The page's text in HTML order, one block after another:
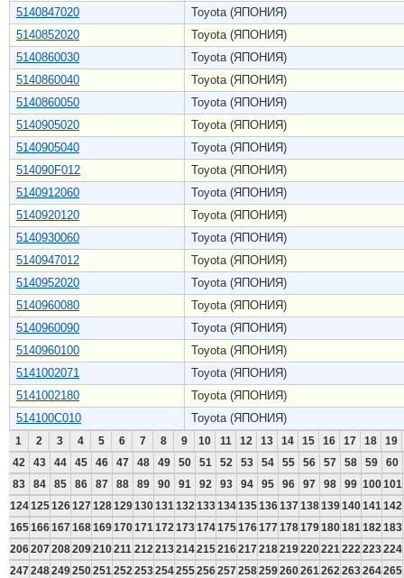
5140847020
Toyota (ЯПОНИЯ)
5140852020
Toyota (ЯПОНИЯ)
5140860030
Toyota (ЯПОНИЯ)
5140860040
Toyota (ЯПОНИЯ)
5140860050
Toyota (ЯПОНИЯ)
5140905020
Toyota (ЯПОНИЯ)
5140905040
Toyota (ЯПОНИЯ)
514090F012
Toyota (ЯПОНИЯ)
5140912060
Toyota (ЯПОНИЯ)
5140920120
Toyota (ЯПОНИЯ)
5140930060
Toyota (ЯПОНИЯ)
5140947012
Toyota (ЯПОНИЯ)
5140952020
Toyota (ЯПОНИЯ)
5140960080
Toyota (ЯПОНИЯ)
5140960090
Toyota (ЯПОНИЯ)
5140960100
Toyota (ЯПОНИЯ)
5141002071
Toyota (ЯПОНИЯ)
5141002180
Toyota (ЯПОНИЯ)
514100C010
Toyota (ЯПОНИЯ)
1 2 3 4 5 6 7 8 9 10 11 12 13 14 15 16 17 18
19
42
43 44 45 46 47 48 49 50 51 52 53 54 55 56 57 58 59
60
83
84 85 86 87 88 89 90 91 92 93 94 95 96 97 98 99 100101
124125126127128129130131 132 133134135136137138139140141 142
165166167168169170171 172 173174175176177178179180181 182 183
206207208209210211 212 213214215216217218219220221 222 223224
247248249250251 252 253254255256257258259260261 262 263264265